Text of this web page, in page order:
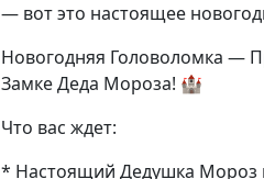
— вот это настоящее
Новогодняя Головоломка —
Замке Деда Мороза! 🏰
Что вас ждет:
* Настоящий Дедушка Мороз